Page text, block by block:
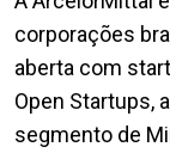
corporações
aberta com
Open Startups,
segmento de